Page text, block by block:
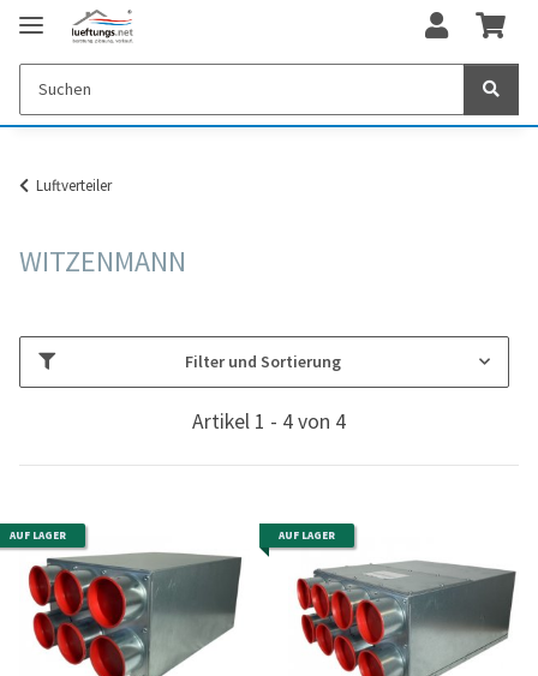
Luftverteiler
WITZENMANN
Filter und Sortierung
Artikel 1 - 4 von 4
AUF LAGER AUF LAGER